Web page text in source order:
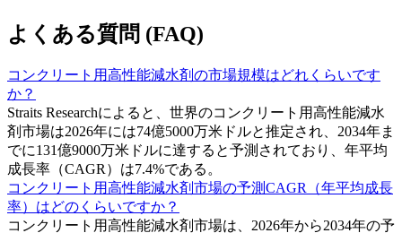
よくある質問 (FAQ)
コンクリート用高性能減水剤の市場規模はどれくらいです
か？
Straits Researchによると、世界のコンクリート用高性能減水
剤市場は2026年には74億5000万米ドルと推定され、2034年ま
でに131億9000万米ドルに達すると予測されており、年平均
成長率（CAGR）は7.4%である。
コンクリート用高性能減水剤市場の予測CAGR（年平均成長
率）はどのくらいですか？
コンクリート用高性能減水剤市場は、2026年から2034年の予